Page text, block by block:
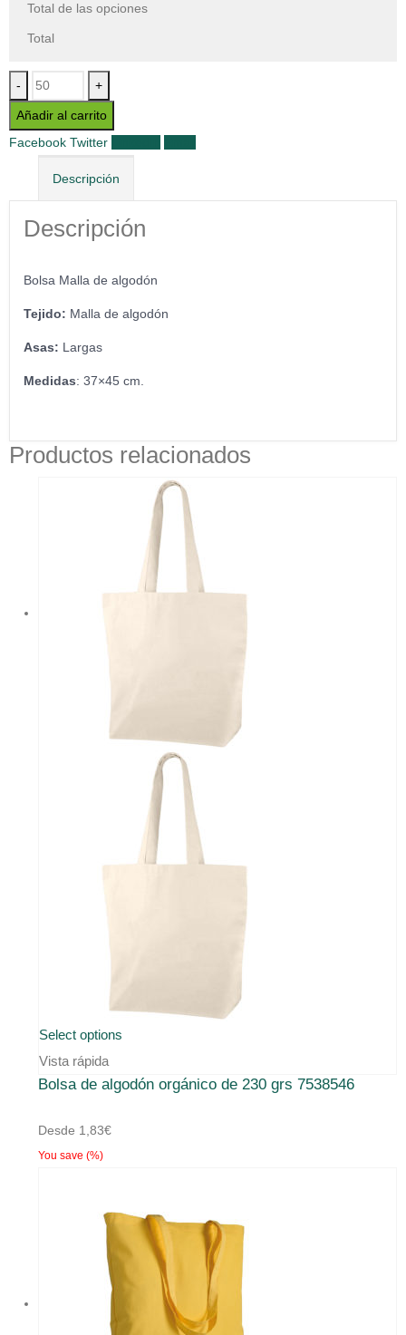
Total de las opciones
Total
- +
Añadir al carrito
Facebook Twitter
Descripción
Descripción
Bolsa Malla de algodón
Tejido: Malla de algodón
Asas: Largas
Medidas: 37×45 cm.
Productos relacionados
Select options
Vista rápida
Bolsa de algodón orgánico de 230 grs 7538546
Desde 1,83€
You save (%)